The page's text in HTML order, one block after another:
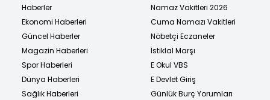
Haberler
Ekonomi Haberleri
Güncel Haberler
Magazin Haberleri
Spor Haberleri
Dünya Haberleri
Sağlık Haberleri
Namaz Vakitleri 2026
Cuma Namazı Vakitleri
Nöbetçi Eczaneler
İstiklal Marşı
E Okul VBS
E Devlet Giriş
Günlük Burç Yorumları